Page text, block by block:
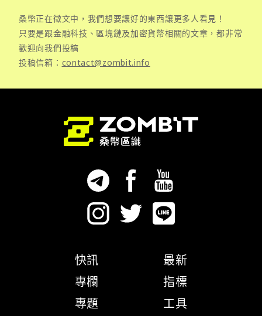
桑幣正在徵文中，我們想要讓好的東西讓更多人看見！
只要是跟金融科技、區塊鏈及加密貨幣相關的文章，都非常
歡迎向我們投稿
投稿信箱： contact@zombit.info
快訊
專欄
專題
最新
指標
工具